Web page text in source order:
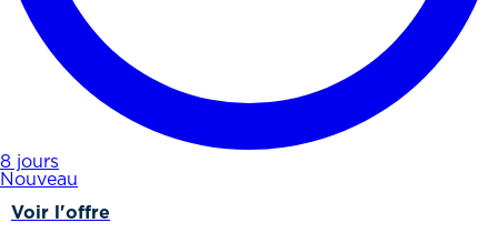
8 jours
Nouveau
Voir l'offre